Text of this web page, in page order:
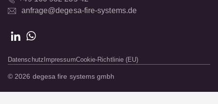
anfrage@degesa-fire-systems.de
© 2026 degesa fire systems gmbh
Datenschutz ImpressumCookie-Richtlinie (EU)